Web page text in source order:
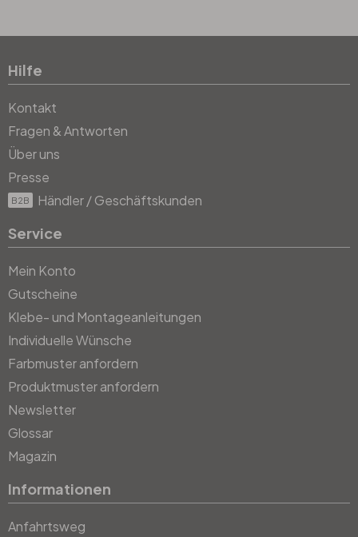
Hilfe
Kontakt
Fragen & Antworten
Über uns
Presse
B2B Händler / Geschäftskunden
Service
Mein Konto
Gutscheine
Klebe- und Montageanleitungen
Individuelle Wünsche
Farbmuster anfordern
Produktmuster anfordern
Newsletter
Glossar
Magazin
Informationen
Anfahrtsweg